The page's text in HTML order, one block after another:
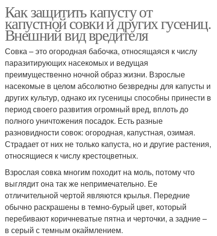
Как защитить капусту от
капустной совки и других гусениц.
Внешний вид вредителя
Совка – это огородная бабочка, относящаяся к числу
паразитирующих насекомых и ведущая
преимущественно ночной образ жизни. Взрослые
насекомые в целом абсолютно безвредны для капусты и
других культур, однако их гусеницы способны принести в
период своего развития огромный вред, вплоть до
полного уничтожения посадок. Есть разные
разновидности совок: огородная, капустная, озимая.
Страдает от них не только капуста, но и другие растения,
относящиеся к числу крестоцветных.
Взрослая совка многим походит на моль, потому что
выглядит она так же непримечательно. Ее
отличительной чертой являются крылья. Передние
обычно раскрашены в темно-бурый цвет, который
перебивают коричневатые пятна и черточки, а задние –
в серый с темным окаймлением.